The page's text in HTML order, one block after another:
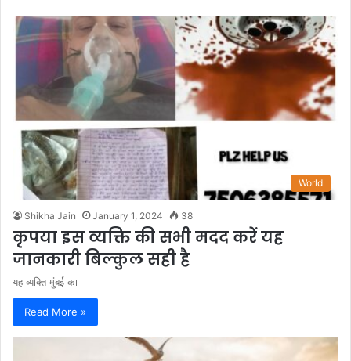
World
Shikha Jain January 1, 2024 38
कृपया इस व्यक्ति की सभी मदद करें यह
जानकारी बिल्कुल सही है
यह व्यक्ति मुंबई का
Read More »